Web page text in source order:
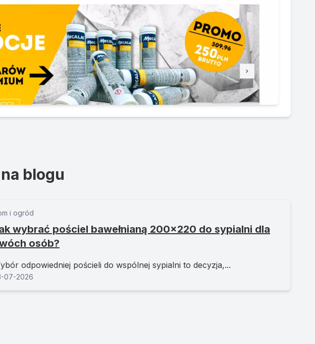
blogu
i ogród
wybrać pościel bawełnianą 200x220 do sypialni dla
osób?
odpowiedniej pościeli do wspólnej sypialni to decyzja,...
07-2026